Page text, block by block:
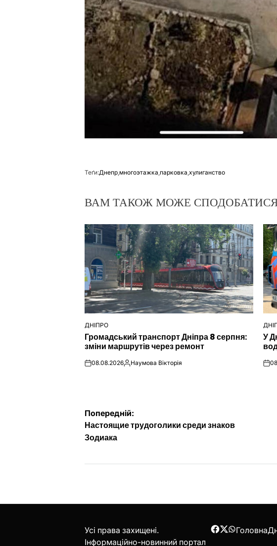
Теґи:Днепр многоэтажка парковка ,хулиганство
ВАМ ТАКОЖ МОЖЕ
ОПУБЛІКУВАТИ
ДНІПРО
Громадський транспорт Дніпра 8 серпня:
зміни маршрутів через ремонт
on08.08.2026Опубліковано
Наумова Вікторія
У
У
on
Навігація
записів
Попередній:
Настоящие трудоголики среди знаков
Зодиака
Усі права захищені.
Інформаційно-новинний портал
Facebook
Twitter
WhatsApp
Головна